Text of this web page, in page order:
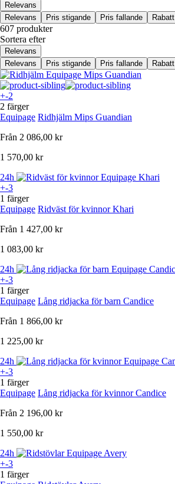
Relevans
Relevans
Pris stigande Pris fallande Rabatt
607 produkter
Sortera efter
Relevans
Relevans
Pris stigande Pris fallande Rabatt
+-2
2 färger
Equipage Ridhjälm Mips Guandian
Från 2 086,00 kr
1 570,00 kr
24h
+-3
1 färger
Equipage Ridväst för kvinnor Khari
Från 1 427,00 kr
1 083,00 kr
24h
+-3
1 färger
Equipage Lång ridjacka för barn Candice
Från 1 866,00 kr
1 225,00 kr
24h
+-3
1 färger
Equipage Lång ridjacka för kvinnor Candice
Från 2 196,00 kr
1 550,00 kr
24h
+-3
1 färger